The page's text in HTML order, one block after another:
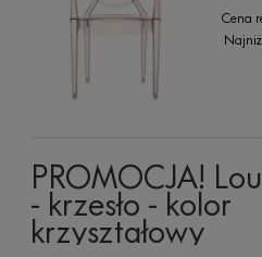
Cena
PROMOCJA!
- krzesło - kolor
krzyształowy